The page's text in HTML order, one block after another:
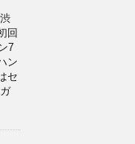
回
7
ン
セ